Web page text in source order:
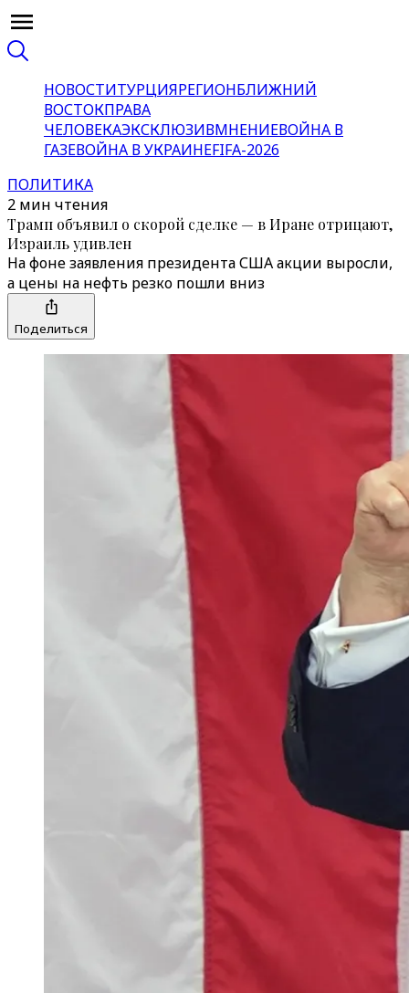
НОВОСТИТУРЦИЯРЕГИОНБЛИЖНИЙ
ВОСТОКПРАВА
ЧЕЛОВЕКАЭКСКЛЮЗИВМНЕНИЕВОЙНА В
ГАЗЕВОЙНА В УКРАИНЕFIFA-2026
ПОЛИТИКА
2 мин чтения
Трамп объявил о скорой сделке — в Иране отрицают,
Израиль удивлен
На фоне заявления президента США акции выросли,
а цены на нефть резко пошли вниз
Поделиться